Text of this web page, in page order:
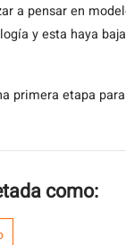
a pensar en
y esta haya
primera etapa
como: